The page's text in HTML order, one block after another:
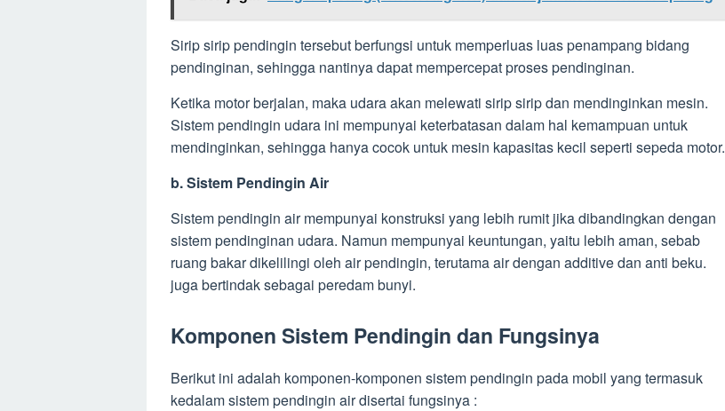
Sirip sirip pendingin tersebut berfungsi untuk memperluas luas penampang bidang
pendinginan, sehingga nantinya dapat mempercepat proses pendinginan.
Ketika motor berjalan, maka udara akan melewati sirip sirip dan mendinginkan mesin.
Sistem pendingin udara ini mempunyai keterbatasan dalam hal kemampuan untuk
mendinginkan, sehingga hanya cocok untuk mesin kapasitas kecil seperti sepeda motor.
b. Sistem Pendingin Air
Sistem pendingin air mempunyai konstruksi yang lebih rumit jika dibandingkan dengan
sistem pendinginan udara. Namun mempunyai keuntungan, yaitu lebih aman, sebab
ruang bakar dikelilingi oleh air pendingin, terutama air dengan additive dan anti beku.
juga bertindak sebagai peredam bunyi.
Komponen Sistem Pendingin dan Fungsinya
Berikut ini adalah komponen-komponen sistem pendingin pada mobil yang termasuk
kedalam sistem pendingin air disertai fungsinya :